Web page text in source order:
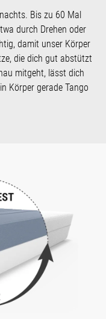
Bis zu 60 Mal
durch Drehen oder
damit unser Körper
die dich gut abstützt
mitgeht, lässt dich
Körper gerade Tango